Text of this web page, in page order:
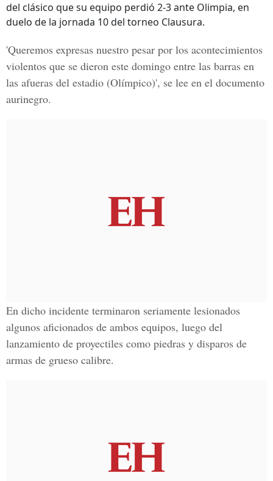
del clásico que su equipo perdió 2-3 ante Olimpia, en
duelo de la jornada 10 del torneo Clausura.
'Queremos expresas nuestro pesar por los acontecimientos
violentos que se dieron este domingo entre las barras en
las afueras del estadio (Olímpico)', se lee en el documento
aurinegro.
En dicho incidente terminaron seriamente lesionados
algunos aficionados de ambos equipos, luego del
lanzamiento de proyectiles como piedras y disparos de
armas de grueso calibre.